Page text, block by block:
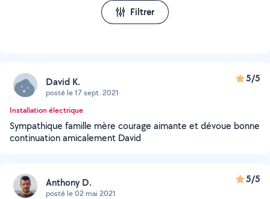
Filtrer
David K.
posté le 17 sept. 2021
5/5
Installation électrique
Sympathique famille mère courage aimante et dévoue bonne
continuation amicalement David
Anthony D.
posté le 02 mai 2021
5/5